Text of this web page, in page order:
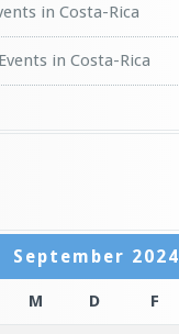
in Costa-Rica
in Costa-Rica
September 2024
M D F